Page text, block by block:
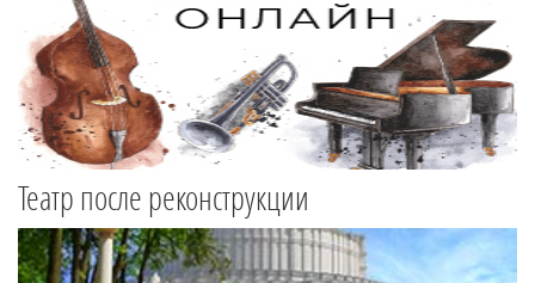
Театр после реконструкции